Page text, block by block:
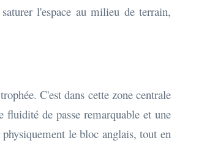
l'espace au milieu de terrain,
C'est dans cette zone centrale
de passe remarquable et une
le bloc anglais, tout en